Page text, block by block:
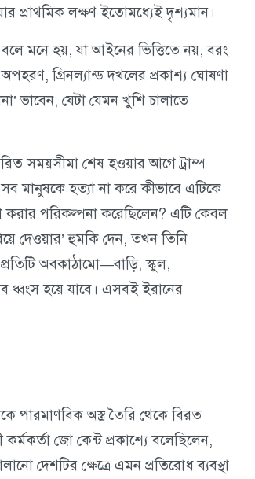
প্রাথমিক লক্ষণ ইতোমধ্যেই দৃশ্যমান।
বলে মনে হয়, যা আইনের ভিত্তিতে নয়, বরং
গ্রিনল্যান্ড দখলের প্রকাশ্য ঘোষণা
ভাবেন, যেটা যেমন খুশি চালাতে
সময়সীমা শেষ হওয়ার আগে ট্রাম্প
মানুষকে হত্যা না করে কীভাবে এটিকে
করার পরিকল্পনা করেছিলেন? এটি কেবল
দেওয়ার’ হুমকি দেন, তখন তিনি
অবকাঠামো—বাড়ি, স্কুল,
হয়ে যাবে। এসবই ইরানের
পারমাণবিক অস্ত্র তৈরি থেকে বিরত
কর্মকর্তা জো কেন্ট প্রকাশ্যে বলেছিলেন,
দেশটির ক্ষেত্রে এমন প্রতিরোধ ব্যবস্থা